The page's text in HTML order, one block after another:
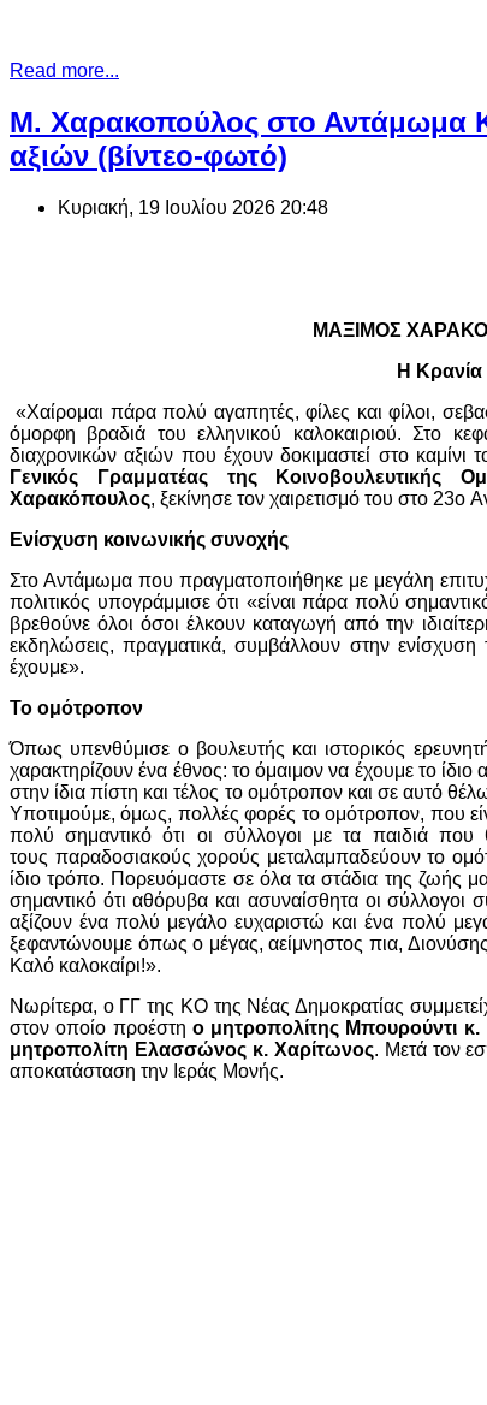
Read more...
Μ. Χαρακοπούλος στο Αντάμωμα
αξιών (βίντεο-φωτό)
Κυριακή, 19 Ιουλίου 2026 20:48
ΜΑΞΙΜΟΣ
Η Κρανία
«Χαίρομαι πάρα πολύ αγαπητές, φίλες και φίλοι,
όμορφη βραδιά του ελληνικού καλοκαιριού. Στο
διαχρονικών αξιών που έχουν δοκιμαστεί στο
Γενικός Γραμματέας της
Χαρακόπουλος, ξεκίνησε τον χαιρετισμό του στο
Ενίσχυση κοινωνικής συνοχής
Στο Αντάμωμα που πραγματοποιήθηκε με μεγάλη
πολιτικός υπογράμμισε ότι «είναι πάρα πολύ
βρεθούνε όλοι όσοι έλκουν καταγωγή από την
εκδηλώσεις, πραγματικά, συμβάλλουν στην ενίσχυση
έχουμε».
Το ομότροπον
Όπως υπενθύμισε ο βουλευτής και ιστορικός
χαρακτηρίζουν ένα έθνος: το όμαιμον να έχουμε το
στην ίδια πίστη και τέλος το ομότροπον και σε αυτό
Υποτιμούμε, όμως, πολλές φορές το ομότροπον, που
πολύ σημαντικό ότι οι σύλλογοι με τα παιδιά
τους παραδοσιακούς χορούς μεταλαμπαδεύουν το
ίδιο τρόπο. Πορευόμαστε σε όλα τα στάδια της ζωής
σημαντικό ότι αθόρυβα και ασυναίσθητα οι
αξίζουν ένα πολύ μεγάλο ευχαριστώ και ένα πολύ
ξεφαντώνουμε όπως ο μέγας, αείμνηστος πια,
Καλό καλοκαίρι!».
Νωρίτερα, ο ΓΓ της ΚΟ της Νέας Δημοκρατίας
στον οποίο προέστη ο μητροπολίτης Μπουρούντι κ.
μητροπολίτη Ελασσώνος κ. Χαρίτωνος. Μετά τον
αποκατάσταση την Ιεράς Μονής.